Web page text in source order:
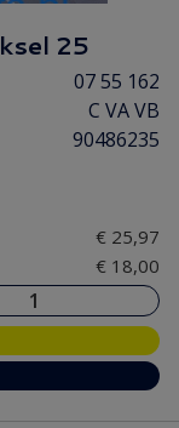
25
07 55 162
C VA VB
90486235
€ 25,97
€ 18,00